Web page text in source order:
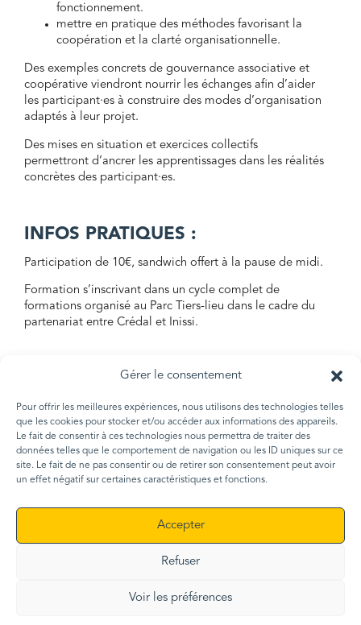
Gérer le consentement
Pour offrir les meilleures expériences, nous utilisons des technologies telles
que les cookies pour stocker et/ou accéder aux informations des appareils.
Le fait de consentir à ces technologies nous permettra de traiter des
données telles que le comportement de navigation ou les ID uniques sur ce
site. Le fait de ne pas consentir ou de retirer son consentement peut avoir
un effet négatif sur certaines caractéristiques et fonctions.
Accepter
Refuser
Voir les préférences
fonctionnement.
mettre en pratique des méthodes favorisant la
coopération et la clarté organisationnelle.
Des exemples concrets de gouvernance associative et
coopérative viendront nourrir les échanges afin d’aider
les participant·es à construire des modes d’organisation
adaptés à leur projet.
Des mises en situation et exercices collectifs
permettront d’ancrer les apprentissages dans les réalités
concrètes des participant·es.
INFOS PRATIQUES :
Participation de 10€, sandwich offert à la pause de midi.
Formation s’inscrivant dans un cycle complet de
formations organisé au Parc Tiers-lieu dans le cadre du
partenariat entre Crédal et Inissi.
MENTIONS LÉGALES
POLITIQUE DE CONFIDENTIALITÉ
Copyright © 2026 La Conciergerie - All Rights Reserved